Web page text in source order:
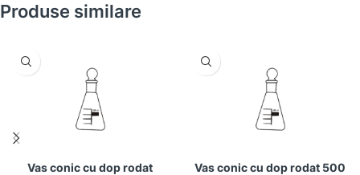
Produse similare
Vas conic cu dop rodat
Vas conic cu dop rodat 500